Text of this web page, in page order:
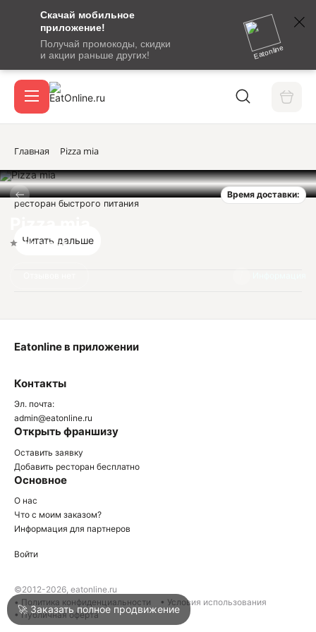
Скачай мобильное
приложение!
Получай промокоды, скидки
и акции раньше других!
Eatonline
сообщение
кодом
подтверждения
Вход / регистрация
Акции
Войти
Написать в техподдержку
Главная Pizza mia
Время доставки:
Нет оценок
ресторан быстрого питания
Читать дальше
Контакты
Эл. почта:
admin@eatonline.ru
Открыть франшизу
Оставить заявку
Добавить ресторан бесплатно
Основное
О нас
Что с моим заказом?
Информация для партнеров
Eatonline в приложении
Войти
©2012-2026, eatonline.ru
• Политика конфиденциальности
• Условия использования
• Публичная оферта
🚀 Заказать полное продвижение